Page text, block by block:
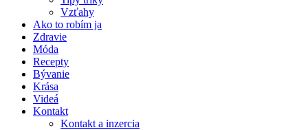
Vzťahy
Ako to robím ja
Zdravie
Móda
Recepty
Bývanie
Krása
Videá
Kontakt
Kontakt a inzercia